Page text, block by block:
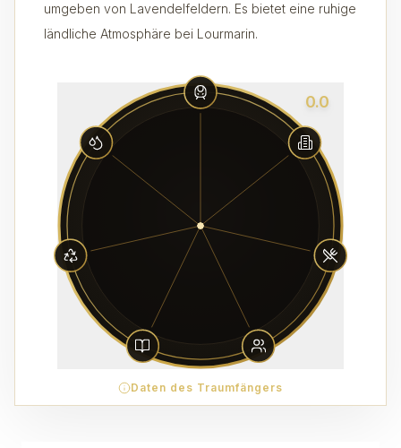
umgeben von Lavendelfeldern. Es bietet eine ruhige
ländliche Atmosphäre bei Lourmarin.
0.0
Daten des Traumfängers